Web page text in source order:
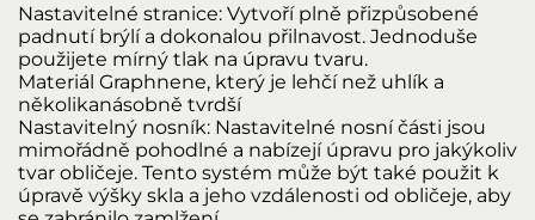
Nastavitelné stranice: Vytvoří plně přizpůsobené
padnutí brýlí a dokonalou přilnavost. Jednoduše
použijete mírný tlak na úpravu tvaru.
Materiál Graphnene, který je lehčí než uhlík a
několikanásobně tvrdší
Nastavitelný nosník: Nastavitelné nosní části jsou
mimořádně pohodlné a nabízejí úpravu pro jakýkoliv
tvar obličeje. Tento systém může být také použit k
úpravě výšky skla a jeho vzdálenosti od obličeje, aby